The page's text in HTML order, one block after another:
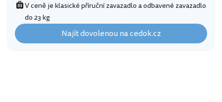
V ceně je klasické příruční zavazadlo a odbavené zavazadlo
do 23 kg
Najít dovolenou na cedok.cz